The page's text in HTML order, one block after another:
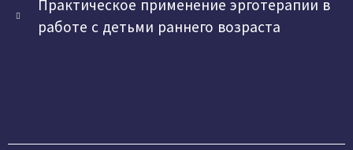
Практическое применение эрготерапии в
работе с детьми раннего возраста